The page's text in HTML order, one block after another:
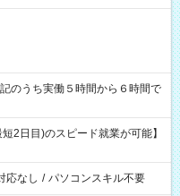
2日目)のスピード就業が可能】
応なし / パソコンスキル不要